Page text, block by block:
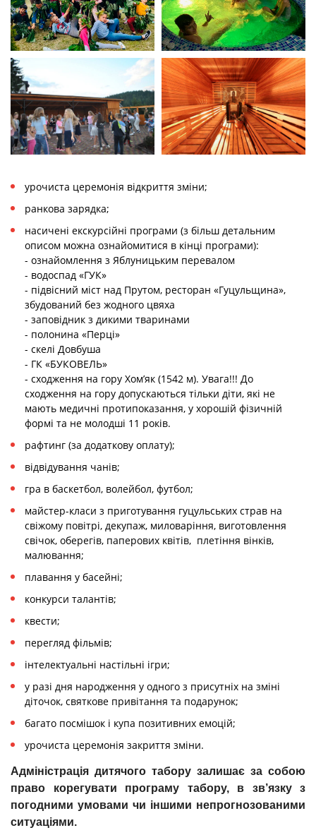
урочиста церемонія відкриття зміни;
ранкова зарядка;
насичені екскурсійні програми (з більш детальним
описом можна ознайомитися в кінці програми):
- ознайомлення з Яблуницьким перевалом
- водоспад «ГУК»
- підвісний міст над Прутом, ресторан «Гуцульщина»,
збудований без жодного цвяха
- заповідник з дикими тваринами
- полонина «Перці»
- скелі Довбуша
- ГК «БУКОВЕЛЬ»
- сходження на гору Хом’як (1542 м). Увага!!! До
сходження на гору допускаються тільки діти, які не
мають медичні протипоказання, у хорошій фізичній
формі та не молодші 11 років.
рафтинг (за додаткову оплату);
відвідування чанів;
гра в баскетбол, волейбол, футбол;
майстер-класи з приготування гуцульських страв на
свіжому повітрі, декупаж, миловаріння, виготовлення
свічок, оберегів, паперових квітів, плетіння вінків,
малювання;
плавання у басейні;
конкурси талантів;
квести;
перегляд фільмів;
інтелектуальні настільні ігри;
у разі дня народження у одного з присутніх на зміні
діточок, святкове привітання та подарунок;
багато посмішок і купа позитивних емоцій;
урочиста церемонія закриття зміни.
Адміністрація дитячого табору залишає за собою
право корегувати програму табору, в зв’язку з
погодними умовами чи іншими непрогнозованими
ситуаціями.